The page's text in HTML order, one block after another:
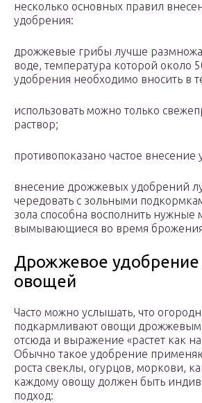
несколько основных правил
удобрения:
дрожжевые грибы лучше
воде, температура которой около
удобрения необходимо вносить в
использовать можно только
раствор;
противопоказано частое внесение
внесение дрожжевых удобрений
чередовать с зольными
зола способна восполнить
вымывающиеся во время
Дрожжевое удобрение
овощей
Часто можно услышать, что
подкармливают овощи
отсюда и выражение «растет как
Обычно такое удобрение
роста свеклы, огурцов, моркови,
каждому овощу должен быть
подход: